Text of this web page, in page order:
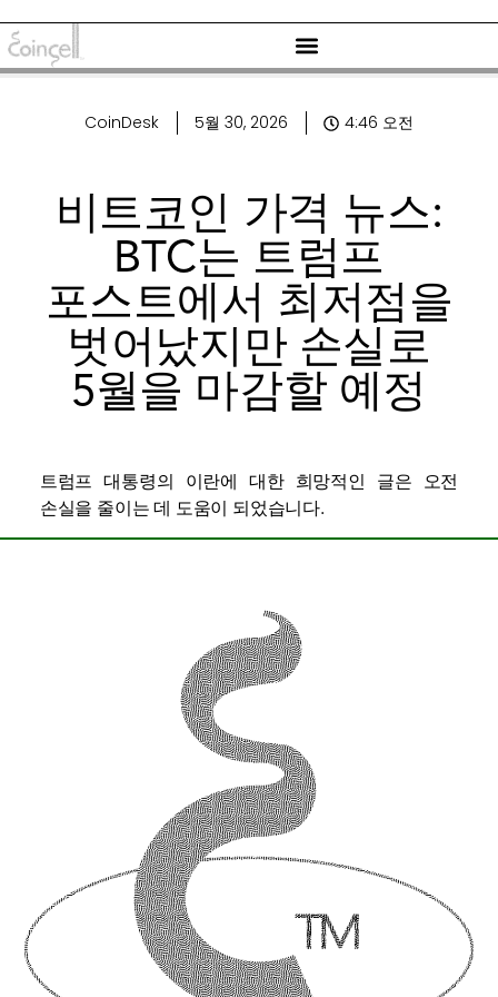
CoinDesk 5월 30, 2026 4:46 오전
비트코인 가격 뉴스:
BTC는 트럼프
포스트에서 최저점을
벗어났지만 손실로
5월을 마감할 예정
트럼프 대통령의 이란에 대한 희망적인 글은 오전
손실을 줄이는 데 도움이 되었습니다.